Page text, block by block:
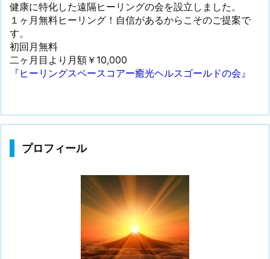
健康に特化した遠隔ヒーリングの会を設立しました。
１ヶ月無料ヒーリング！自信があるからこそのご提案で
す。
初回月無料
二ヶ月目より月額￥10,000
『ヒーリングスペースコアー癒光ヘルスゴールドの会』
プロフィール